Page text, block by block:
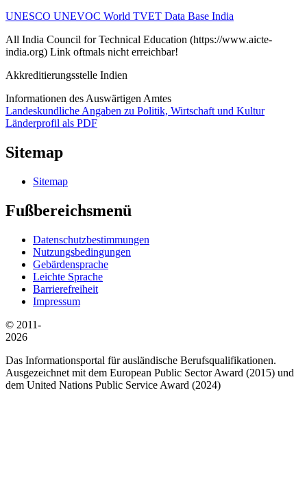
UNESCO UNEVOC World TVET Data Base India
All India Council for Technical Education (https://www.aicte-
india.org) Link oftmals nicht erreichbar!
Akkreditierungsstelle Indien
Informationen des Auswärtigen Amtes
Landeskundliche Angaben zu Politik, Wirtschaft und Kultur
Länderprofil als PDF
Sitemap
Sitemap
Fußbereichsmenü
Datenschutzbestimmungen
Nutzungsbedingungen
Gebärdensprache
Leichte Sprache
Barrierefreiheit
Impressum
© 2011-
2026
Das Informationsportal für ausländische Berufsqualifikationen.
Ausgezeichnet mit dem European Public Sector Award (2015) und
dem United Nations Public Service Award (2024)